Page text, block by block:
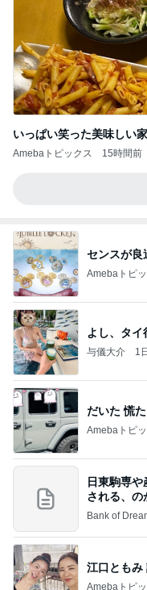
いっぱい笑った美味しい
Amebaトピックス 15時間前
センスが良
Amebaトピ
よし、タイ
与儀大介 1
だいた 慌
Amebaトピ
日東駒専
される、の
Bank of
江口ともみ
Amebaトピ